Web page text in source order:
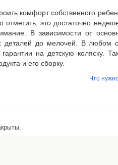
комфорт собственного
отметить, это достаточно
В зависимости от
деталей до мелочей. В любом
на детскую коляску.
и его сборку.
Что